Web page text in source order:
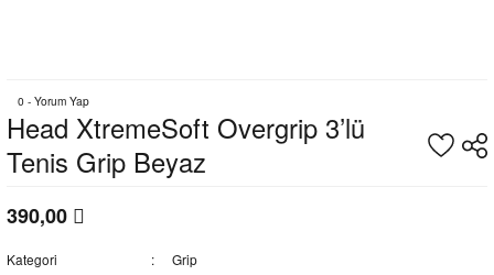
0 - Yorum Yap
Head XtremeSoft Overgrip 3’lü
Tenis Grip Beyaz
390,00
Kategori
Grip